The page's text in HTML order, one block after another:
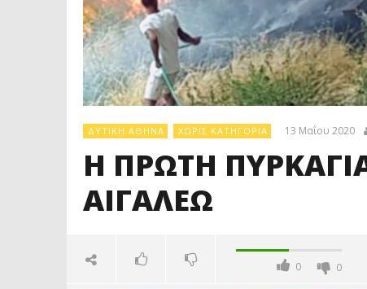
ΔΥΤΙΚΉ ΑΘΉΝΑ ΧΩΡΊΣ ΚΑΤΗΓΟΡΊΑ 13 Μαΐου 2020
Η ΠΡΩΤΗ
ΑΙΓΑΛΕΩ
0 0